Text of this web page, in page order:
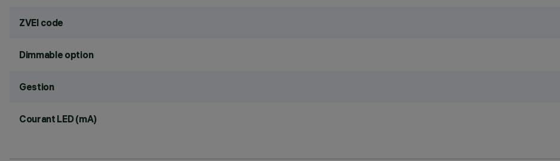
ZVEI code
Dimmable option
Gestion
Courant LED (mA)